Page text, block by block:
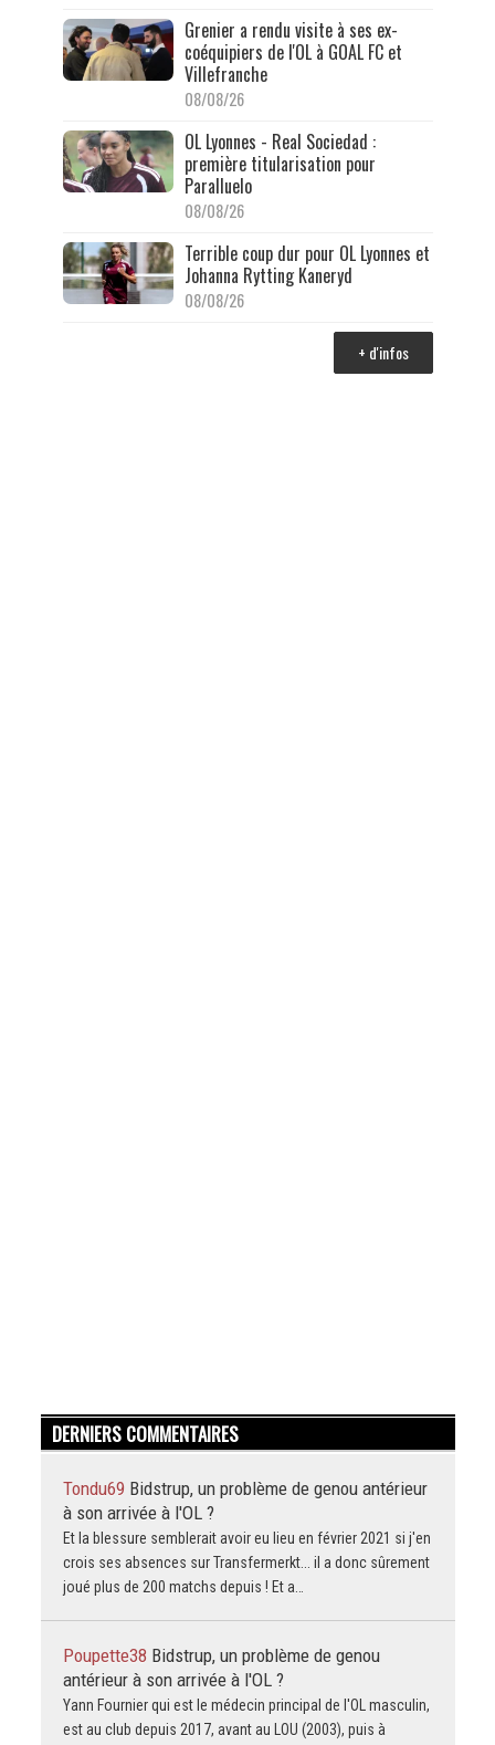
Grenier a rendu visite à ses ex-
coéquipiers de l'OL à GOAL FC et
Villefranche
08/08/26
OL Lyonnes - Real Sociedad :
première titularisation pour
Paralluelo
08/08/26
Terrible coup dur pour OL Lyonnes et
Johanna Rytting Kaneryd
08/08/26
+ d'infos
DERNIERS COMMENTAIRES
Tondu69 Bidstrup, un problème de genou antérieur
à son arrivée à l'OL ?
Et la blessure semblerait avoir eu lieu en février 2021 si j'en
crois ses absences sur Transfermerkt... il a donc sûrement
joué plus de 200 matchs depuis ! Et a…
Poupette38 Bidstrup, un problème de genou
antérieur à son arrivée à l'OL ?
Yann Fournier qui est le médecin principal de l'OL masculin,
est au club depuis 2017, avant au LOU (2003), puis à